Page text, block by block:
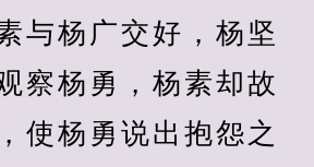
与杨广交好，杨坚
察杨勇，杨素却故
使杨勇说出抱怨之